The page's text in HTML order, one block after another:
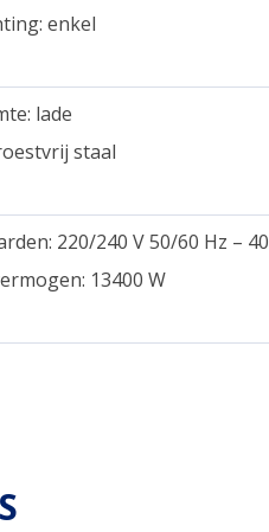
enkel
lade
staal
220/240 V 50/60 Hz –
13400 W